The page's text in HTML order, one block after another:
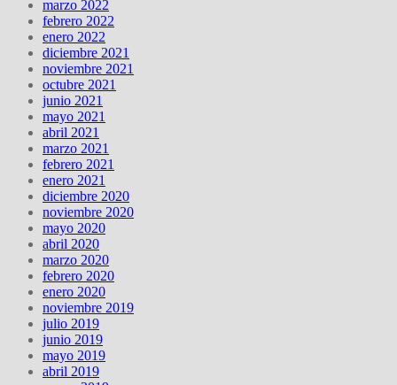
marzo 2022
febrero 2022
enero 2022
diciembre 2021
noviembre 2021
octubre 2021
junio 2021
mayo 2021
abril 2021
marzo 2021
febrero 2021
enero 2021
diciembre 2020
noviembre 2020
mayo 2020
abril 2020
marzo 2020
febrero 2020
enero 2020
noviembre 2019
julio 2019
junio 2019
mayo 2019
abril 2019